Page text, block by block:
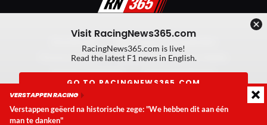
Algemene voorwaarden
Privacy Policy
Created by On Your Marks
Privacy manager
Kansspeluitingen
© 2026 RacingNews365. Alle rechten voorbehouden
Visit RacingNews365.com
RacingNews365.com is live!
Read the latest F1 news in English.
GO TO RACINGNEWS365.COM
Don't show again
VERSTAPPEN RACING
Verstappen geëerd na historische zege: "We hebben dit aan één
man te danken"